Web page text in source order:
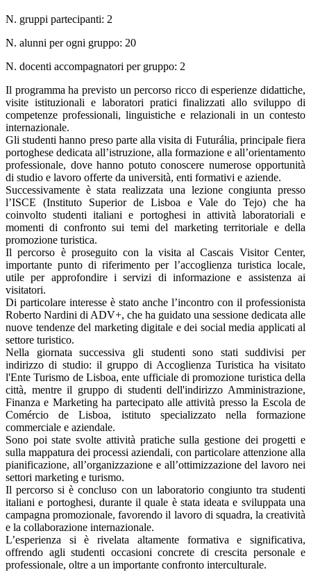
N. gruppi partecipanti: 2
N. alunni per ogni gruppo: 20
N. docenti accompagnatori per gruppo: 2
Il programma ha previsto un percorso ricco di esperienze didattiche,
visite istituzionali e laboratori pratici finalizzati allo sviluppo di
competenze professionali, linguistiche e relazionali in un contesto
internazionale.
Gli studenti hanno preso parte alla visita di Futurália, principale fiera
portoghese dedicata all’istruzione, alla formazione e all’orientamento
professionale, dove hanno potuto conoscere numerose opportunità
di studio e lavoro offerte da università, enti formativi e aziende.
Successivamente è stata realizzata una lezione congiunta presso
l’ISCE (Instituto Superior de Lisboa e Vale do Tejo) che ha
coinvolto studenti italiani e portoghesi in attività laboratoriali e
momenti di confronto sui temi del marketing territoriale e della
promozione turistica.
Il percorso è proseguito con la visita al Cascais Visitor Center,
importante punto di riferimento per l’accoglienza turistica locale,
utile per approfondire i servizi di informazione e assistenza ai
visitatori.
Di particolare interesse è stato anche l’incontro con il professionista
Roberto Nardini di ADV+, che ha guidato una sessione dedicata alle
nuove tendenze del marketing digitale e dei social media applicati al
settore turistico.
Nella giornata successiva gli studenti sono stati suddivisi per
indirizzo di studio: il gruppo di Accoglienza Turistica ha visitato
l'Ente Turismo de Lisboa, ente ufficiale di promozione turistica della
città, mentre il gruppo di studenti dell'indirizzo Amministrazione,
Finanza e Marketing ha partecipato alle attività presso la Escola de
Comércio de Lisboa, istituto specializzato nella formazione
commerciale e aziendale.
Sono poi state svolte attività pratiche sulla gestione dei progetti e
sulla mappatura dei processi aziendali, con particolare attenzione alla
pianificazione, all’organizzazione e all’ottimizzazione del lavoro nei
settori marketing e turismo.
Il percorso si è concluso con un laboratorio congiunto tra studenti
italiani e portoghesi, durante il quale è stata ideata e sviluppata una
campagna promozionale, favorendo il lavoro di squadra, la creatività
e la collaborazione internazionale.
L’esperienza si è rivelata altamente formativa e significativa,
offrendo agli studenti occasioni concrete di crescita personale e
professionale, oltre a un importante confronto interculturale.